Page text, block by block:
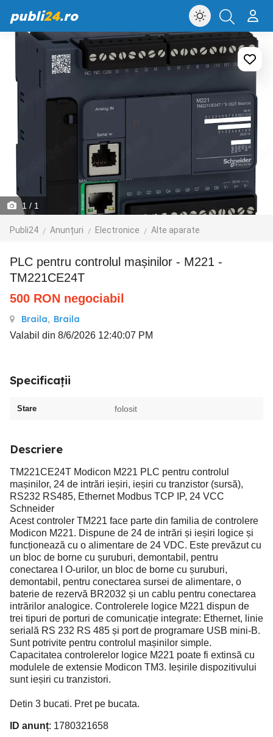
publi24.ro
1 / 1
Publi24 Anunțuri Electronice Alte aparate
PLC pentru controlul mașinilor - M221 -
TM221CE24T
500 RON negociabil
Braila, Braila
Valabil din 8/6/2026 12:40:07 PM
Specificații
Stare folosit
Descriere
TM221CE24T Modicon M221 PLC pentru controlul
mașinilor, 24 de intrări ieșiri, ieșiri cu tranzistor (sursă),
RS232 RS485, Ethernet Modbus TCP IP, 24 VCC
Schneider
Acest controler TM221 face parte din familia de controlere
Modicon M221. Dispune de 24 de intrări și ieșiri logice și
funcționează cu o alimentare de 24 VDC. Este prevăzut cu
un bloc de borne cu șuruburi, demontabil, pentru
conectarea I O-urilor, un bloc de borne cu șuruburi,
demontabil, pentru conectarea sursei de alimentare, o
baterie de rezervă BR2032 și un cablu pentru conectarea
intrărilor analogice. Controlerele logice M221 dispun de
trei tipuri de porturi de comunicație integrate: Ethernet, linie
serială RS 232 RS 485 și port de programare USB mini-B.
Sunt potrivite pentru controlul mașinilor simple.
Capacitatea controlerelor logice M221 poate fi extinsă cu
modulele de extensie Modicon TM3. Ieșirile dispozitivului
sunt ieșiri cu tranzistori.
Detin 3 bucati. Pret pe bucata.
ID anunț: 1780321658